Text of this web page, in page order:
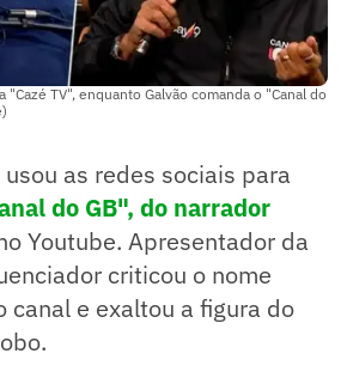
"Cazé TV", enquanto Galvão comanda o "Canal do
as redes sociais para
do GB", do narrador
Youtube. Apresentador da
criticou o nome
canal e exaltou a figura do